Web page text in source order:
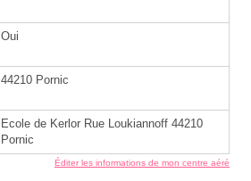
Oui
44210 Pornic
Ecole de Kerlor Rue Loukiannoff 44210
Pornic
Éditer les informations de mon centre aéré